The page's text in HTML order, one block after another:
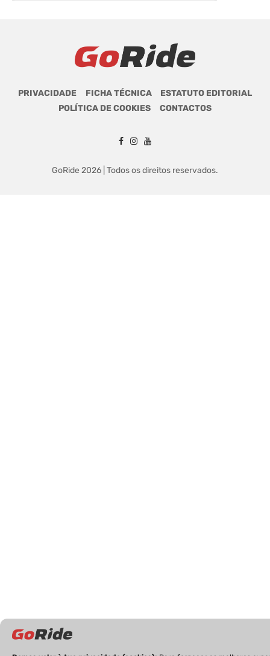
PRIVACIDADE FICHA TÉCNICA
ESTATUTO EDITORIAL
POLÍTICA DE COOKIES
CONTACTOS
GoRide 2026 | Todos os direitos reservados.